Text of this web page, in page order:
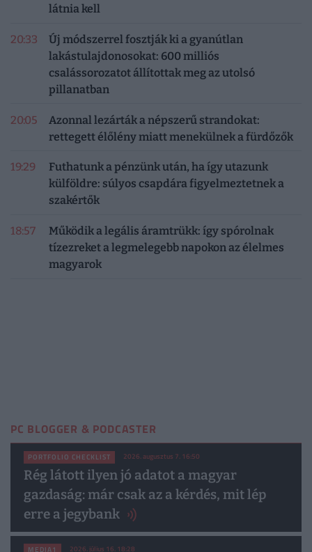
látnia kell
20:33
Új módszerrel fosztják ki a gyanútlan
lakástulajdonosokat: 600 milliós
csalássorozatot állítottak meg az utolsó
pillanatban
20:05
Azonnal lezárták a népszerű strandokat:
rettegett élőlény miatt menekülnek a fürdőzők
19:29
Futhatunk a pénzünk után, ha így utazunk
külföldre: súlyos csapdára figyelmeztetnek a
szakértők
18:57
Működik a legális áramtrükk: így spórolnak
tízezreket a legmelegebb napokon az élelmes
magyarok
PC BLOGGER & PODCASTER
PORTFOLIO CHECKLIST 2026. augusztus 7. 16:50
Rég látott ilyen jó adatot a magyar
gazdaság: már csak az a kérdés, mit lép
erre a jegybank
MEDIA1 2026. július 16. 18:28